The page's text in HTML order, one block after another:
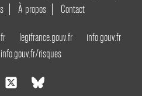
À propos Contact
legifrance.gouv.fr
info.gouv.fr
info.gouv.fr/risques